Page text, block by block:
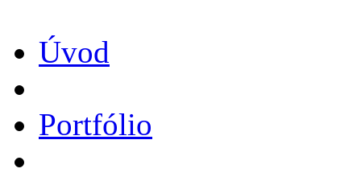
Úvod
Portfólio